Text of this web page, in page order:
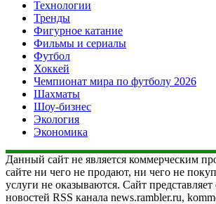
Технологии
Тренды
Фигурное катание
Фильмы и сериалы
Футбол
Хоккей
Чемпионат мира по футболу 2026
Шахматы
Шоу-бизнес
Экология
Экономика
Данный сайт не является коммерческим
сайте ни чего не продают, ни чего не
услуги не оказываются. Сайт представляет
новостей RSS канала news.rambler.ru,